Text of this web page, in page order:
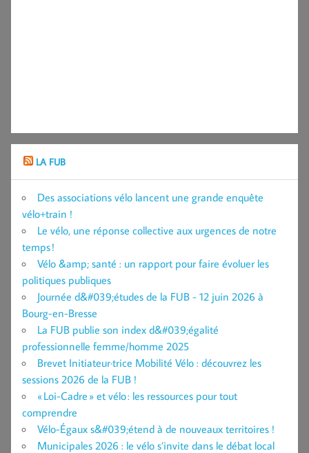
LA FUB
Des associations vélo lancent une grande enquête
vélo+train !
Le vélo, une réponse collective aux urgences de notre
temps !
Vélo &amp; santé : un rapport pour faire évoluer les
politiques publiques
Journée d&#039;études de la FUB - 12 juin 2026 à
Bourg-en-Bresse
La FUB publie son index d&#039;égalité
professionnelle femme/homme 2025
Brevet Initiateur·trice Mobilité Vélo : découvrez les
sessions 2026 de la FUB !
« Loi-Cadre » et vélo : les ressources pour tout
comprendre
Vélo-Égaux s&#039;étend à de nouveaux territoires !
Municipales 2026 : le vélo s’invite dans le débat local